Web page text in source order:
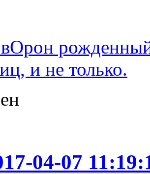
и не только.
04-07